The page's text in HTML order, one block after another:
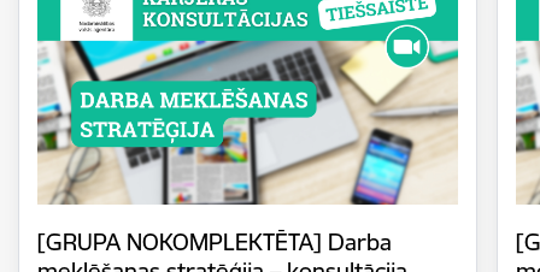
[GRUPA NOKOMPLEKTĒTA] Darba